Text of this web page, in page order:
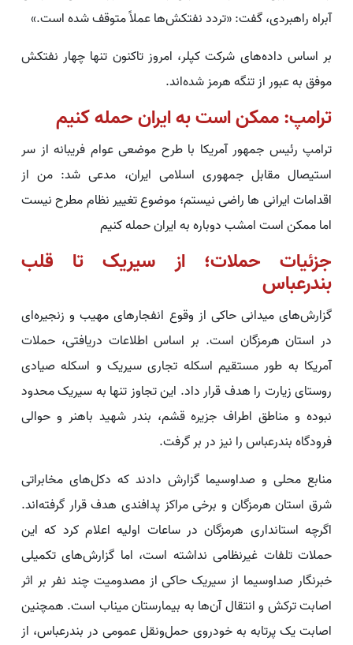
آبراه راهبردی، گفت: «تردد نفتکش‌ها عملاً متوقف شده است.»
بر اساس داده‌های شرکت کپلر، امروز تاکنون تنها چهار نفتکش
موفق به عبور از تنگه هرمز شده‌اند.
ترامپ: ممکن است به ایران حمله کنیم
ترامپ رئیس‌ جمهور آمریکا با طرح موضعی عوام فریبانه از سر
استیصال مقابل جمهوری اسلامی ایران، مدعی شد: من از
اقدامات ایرانی‌ ها راضی نیستم؛ موضوع تغییر نظام مطرح نیست
اما ممکن است امشب دوباره به ایران حمله کنیم
جزئیات حملات؛ از سیریک تا قلب
بندرعباس
گزارش‌های میدانی حاکی از وقوع انفجارهای مهیب و زنجیره‌ای
در استان هرمزگان است. بر اساس اطلاعات دریافتی، حملات
آمریکا به طور مستقیم اسکله تجاری سیریک و اسکله صیادی
روستای زیارت را هدف قرار داد. این تجاوز تنها به سیریک محدود
نبوده و مناطق اطراف جزیره قشم، بندر شهید باهنر و حوالی
فرودگاه بندرعباس را نیز در بر گرفت.
منابع محلی و صداوسیما گزارش دادند که دکل‌های مخابراتی
شرق استان هرمزگان و برخی مراکز پدافندی هدف قرار گرفته‌اند.
اگرچه استانداری هرمزگان در ساعات اولیه اعلام کرد که این
حملات تلفات غیرنظامی نداشته است، اما گزارش‌های تکمیلی
خبرنگار صداوسیما از سیریک حاکی از مصدومیت چند نفر بر اثر
اصابت ترکش و انتقال آن‌ها به بیمارستان میناب است. همچنین
اصابت یک پرتابه به خودروی حمل‌ونقل عمومی در بندرعباس، از